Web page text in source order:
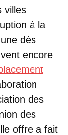
villes
à la
dès
encore
des
des
offre a fait